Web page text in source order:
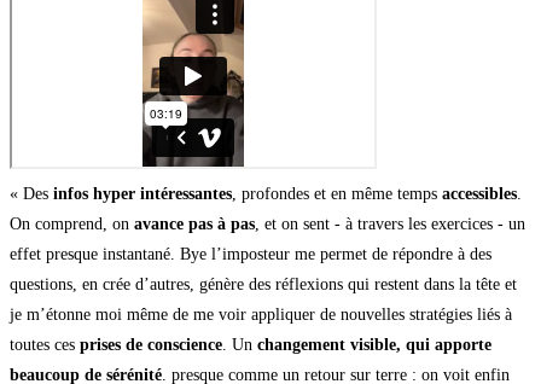
« Des infos hyper intéressantes , profondes et en même temps accessibles
On comprend, on avance pas à pas , et on sent - à travers les exercices - un
effet presque instantané. Bye l’imposteur me permet de répondre à des
questions, en crée d’autres, génère des réflexions qui restent dans la tête et
je m’étonne moi même de me voir appliquer de nouvelles stratégies liés à
toutes ces prises de conscience . Un changement visible, qui apporte
beaucoup de sérénité . presque comme un retour sur terre : on voit enfin